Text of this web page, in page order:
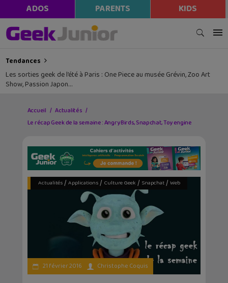
ADOS PARENTS KIDS
Tendances
Les sorties geek de l’été à Paris : One Piece au musée Grévin, Zoo Art
Show, Passion Japon…
Accueil
Actualités
Le récap Geek de la semaine : Angry Birds, Snapchat, Toy engine
Actualités/ Applications/ Culture Geek / Snapchat/ Web
21 février 2016 Christophe Coquis